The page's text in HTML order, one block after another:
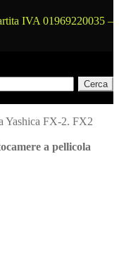
IVA 01969220035 –
Cerca
a pellicola